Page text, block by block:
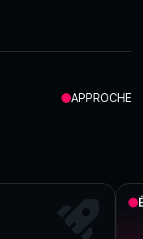
APPROCHE